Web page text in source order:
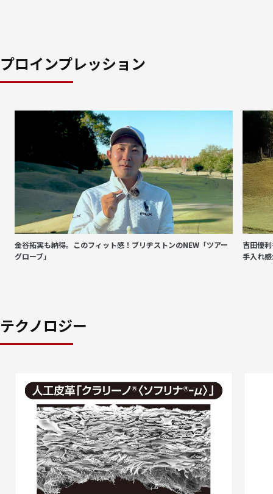
プロインプレッション
金谷拓実も納得。このフィット感！ブリヂストンのNEW「ツアー
グローブ」
吉田優
手入れ
テクノロジー